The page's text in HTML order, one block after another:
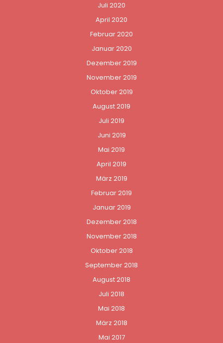
Juli 2020
April 2020
Februar 2020
Januar 2020
Dezember 2019
November 2019
Oktober 2019
August 2019
Juli 2019
Juni 2019
Mai 2019
April 2019
März 2019
Februar 2019
Januar 2019
Dezember 2018
November 2018
Oktober 2018
September 2018
August 2018
Juli 2018
Mai 2018
März 2018
Mai 2017